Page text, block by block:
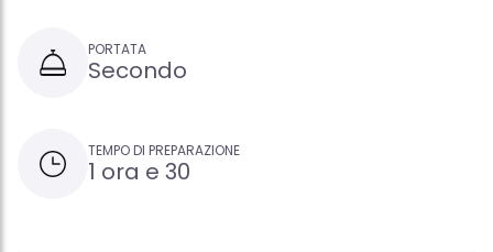
PORTATA
Secondo
TEMPO DI PREPARAZIONE
1 ora e 30